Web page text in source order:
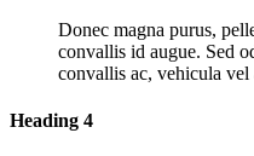
Donec magna purus,
convallis id augue. Sed
convallis ac, vehicula vel
Heading 4